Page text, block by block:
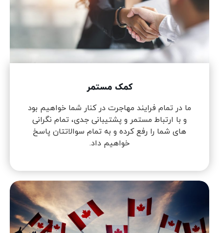
کمک مستمر
ما در تمام فرایند مهاجرت در کنار شما خواهیم بود
و با ارتباط مستمر و پشتیبانی جدی، تمام نگرانی
های شما را رفع کرده و به تمام سوالاتتان پاسخ
خواهیم داد.